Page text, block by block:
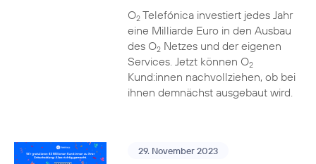
O2Telefónica investiert jedes Jahr
eine Milliarde Euro in den Ausbau
des O2Netzes und der eigenen
Services. Jetzt können O2
Kund:innen nachvollziehen, ob bei
ihnen demnächst ausgebaut wird.
29. November 2023